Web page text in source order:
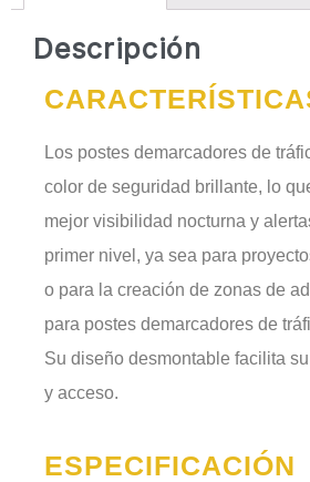
Descripción
Los postes demarcadores de
color de seguridad brillante, lo
mejor visibilidad nocturna y
primer nivel, ya sea para
o para la creación de zonas de
para postes demarcadores de
Su diseño desmontable facilita
y acceso.
ESPECIFICACIÓN